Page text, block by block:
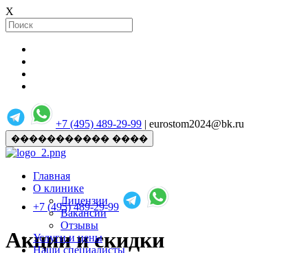
X
+7 (495) 489-29-99 | eurostom2024@bk.ru
����������� ����
Главная
О клинике
Лицензии
Вакансии
Отзывы
Услуги и цены
Наши специалисты
+7 (495) 489-29-99
Акции и скидки